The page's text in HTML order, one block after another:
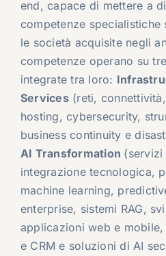
end, capace di mettere a
competenze specialistiche
le società acquisite negli
competenze operano su
integrate tra loro:
Services(reti,
hosting, cybersecurity,
business continuity e
AI Transformation (servizi
integrazione tecnologica,
machine learning,
enterprise, sistemi RAG,
applicazioni web e mobile,
e CRM e soluzioni di AI